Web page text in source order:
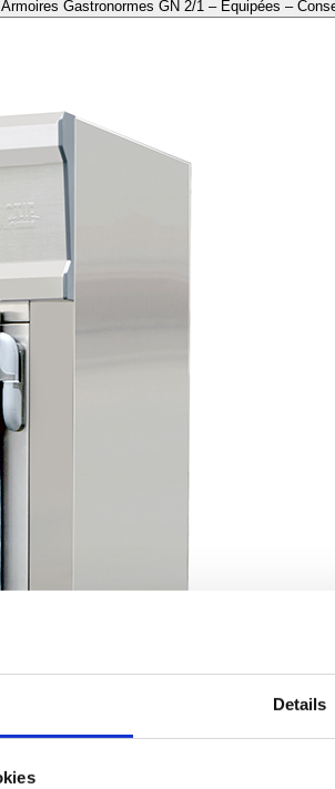
Details
Armoires Gastronormes GN 2/1 – Equipées –